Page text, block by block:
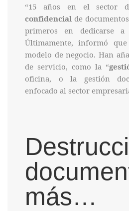
“15 años en el sector
confidencial de
primeros en dedicarse
Últimamente, informó
modelo de negocio. Han
de servicio, como la “
oficina, o la gestión
enfocado al sector
más…